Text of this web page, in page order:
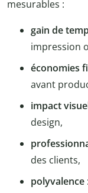
mesurables :
gain de
impression
économies
avant
impact
design,
des clients,
polyvalence